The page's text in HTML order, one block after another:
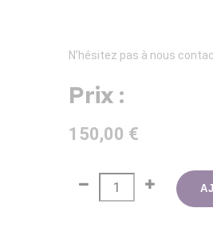
N’hésitez pas à nous
Prix :
150,00 €